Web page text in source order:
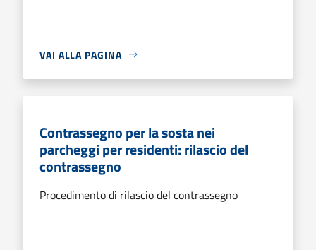
VAI ALLA PAGINA
Contrassegno per la sosta nei
parcheggi per residenti: rilascio del
contrassegno
Procedimento di rilascio del contrassegno